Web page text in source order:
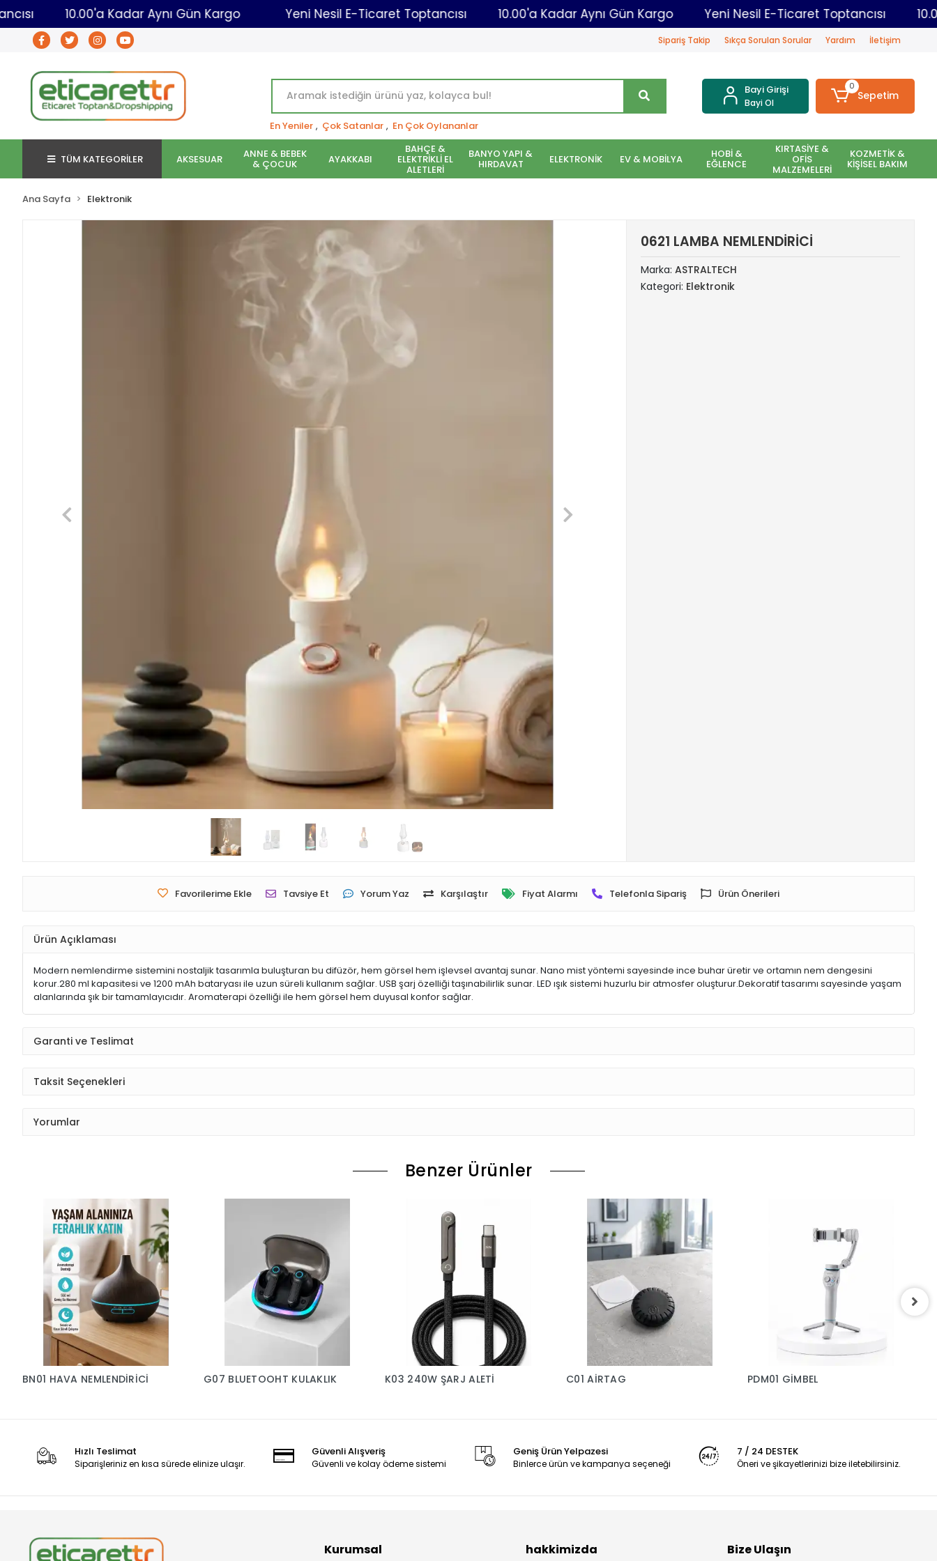
10.00'a Kadar Aynı Gün Kargo Yeni Nesil E-Ticaret Toptancısı 10.00'a Kadar Aynı Gün Kargo Yeni Nesil E-Ticaret Toptancısı
Sipariş Takip Sıkça Sorulan Sorular Yardım İletişim
En Yeniler , Çok Satanlar , En Çok Oylananlar
Bayi Girişi
Bayi Ol
0
Sepetim
TÜM KATEGORİLER AKSESUAR ANNE & BEBEK
& ÇOCUK AYAKKABI
BAHÇE &
ELEKTRİKLİ EL
ALETLERİ
BANYO YAPI &
HIRDAVAT ELEKTRONİK EV & MOBİLYA HOBİ &
EĞLENCE
KIRTASİYE &
OFİS
MALZEMELERİ
KOZMETİK &
KİŞİSEL BAKIM
Ana Sayfa Elektronik
0621 LAMBA NEMLENDİRİCİ
Marka:ASTRALTECH
Kategori: Elektronik
Favorilerime Ekle Tavsiye Et Yorum Yaz Karşılaştır Fiyat Alarmı Telefonla Sipariş Ürün Önerileri
Ürün Açıklaması
Modern nemlendirme sistemini nostaljik tasarımla buluşturan bu difüzör, hem görsel hem işlevsel avantaj sunar. Nano mist yöntemi sayesinde ince buhar üretir ve ortamın nem dengesini
korur.280 ml kapasitesi ve 1200 mAh bataryası ile uzun süreli kullanım sağlar. USB şarj özelliği taşınabilirlik sunar. LED ışık sistemi huzurlu bir atmosfer oluşturur.Dekoratif tasarımı sayesinde yaşam
alanlarında şık bir tamamlayıcıdır. Aromaterapi özelliği ile hem görsel hem duyusal konfor sağlar.
Garanti ve Teslimat
Taksit Seçenekleri
Yorumlar
Benzer Ürünler
BN01 HAVA NEMLENDİRİCİ G07 BLUETOOHT KULAKLIK K03 240W ŞARJ ALETİ C01 AİRTAG PDM01 GİMBEL
Hızlı Teslimat
Siparişleriniz en kısa sürede elinize ulaşır.
Güvenli Alışveriş
Güvenli ve kolay ödeme sistemi
Geniş Ürün Yelpazesi
Binlerce ürün ve kampanya seçeneği
7 / 24 DESTEK
Öneri ve şikayetlerinizi bize iletebilirsiniz.
Kurumsal hakkimizda Bize Ulaşın